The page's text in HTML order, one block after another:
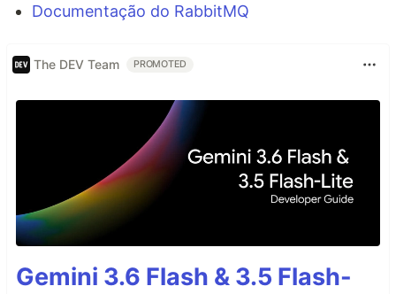
Documentação do RabbitMQ
The DEV Team PROMOTED
Gemini 3.6 Flash & 3.5 Flash-